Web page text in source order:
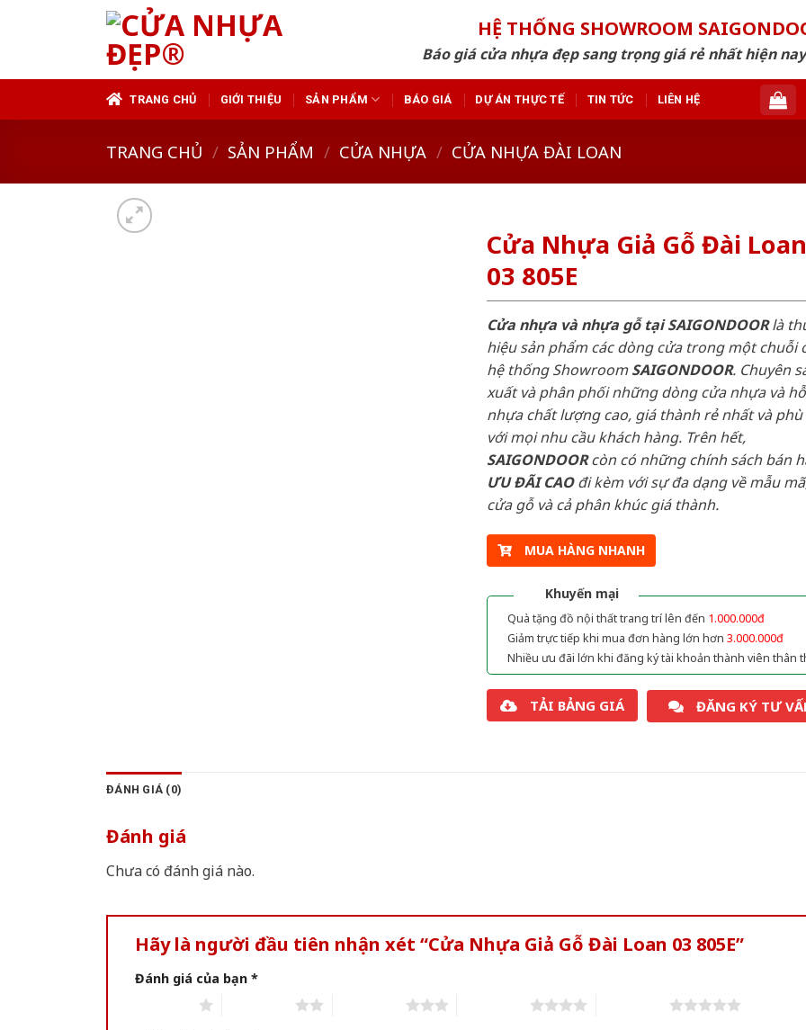
HỆ THỐNG SHOWROOM
Báo giá cửa nhựa đẹp sang trọng giá rẻ nhất hiện nay
TRANG CHỦ GIỚI THIỆU SẢN PHẨM BÁO GIÁ DỰ ÁN THỰC TẾ TIN TỨC LIÊN HỆ
TRANG CHỦ / SẢN PHẨM / CỬA NHỰA / CỬA NHỰA ĐÀI LOAN
Cửa Nhựa Giả Gỗ Đài Loan
03 805E
Cửa nhựa và nhựa gỗ tại SAIGONDOORlà
hiệu sản phẩm các dòng cửa trong một chuỗi
hệ thống ShowroomSAIGONDOOR. Chuyên
xuất và phân phối những dòng cửa nhựa và
nhựa chất lượng cao, giá thành rẻ nhất và
với mọi nhu cầu khách hàng. Trên hết,
SAIGONDOORcòn có những chính sách bán
ƯU ĐÃI CAOđi kèm với sự đa dạng về mẫu
cửa gỗ và cả phân khúc giá thành.
MUA HÀNG NHANH
Khuyến mại
Quà tặng đồ nội thất trang trí lên đến 1.000.000đ
Giảm trực tiếp khi mua đơn hàng lớn hơn 3.000.000đ
Nhiều ưu đãi lớn khi đăng ký tài khoản thành viên thân
TẢI BẢNG GIÁ ĐĂNG KÝ TƯ
ĐÁNH GIÁ (0)
Đánh giá
Chưa có đánh giá nào.
Hãy là người đầu tiên nhận xét “Cửa Nhựa Giả Gỗ Đài Loan 03 805E”
Đánh giá của bạn *